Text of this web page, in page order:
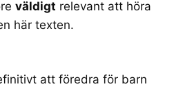
väldigt relevant att höra
här texten.
att föredra för barn